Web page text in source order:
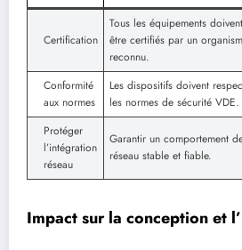
Certification
Tous les équipements doivent
être certifiés par un
reconnu.
Conformité
aux normes
Les dispositifs doivent
les normes de sécurité VDE.
Protéger
l’intégration
réseau
Garantir un comportement
réseau stable et fiable.
Impact sur la conception et